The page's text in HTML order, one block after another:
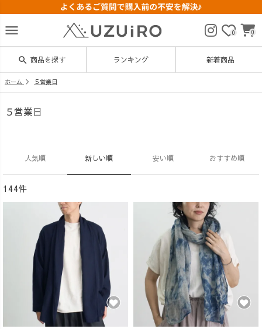
menu 0 0
search 商品を探す ランキング 新着商品
ホーム ５営業日
５営業日
人気順 新しい順 安い順 おすすめ順
144件